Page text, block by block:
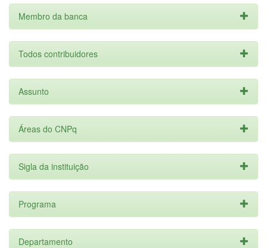
Membro da banca
Todos contribuidores
Assunto
Áreas do CNPq
Sigla da instituição
Programa
Departamento